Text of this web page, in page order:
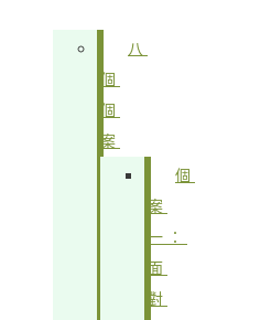
八
個
個
案
個
案
一：
面
對